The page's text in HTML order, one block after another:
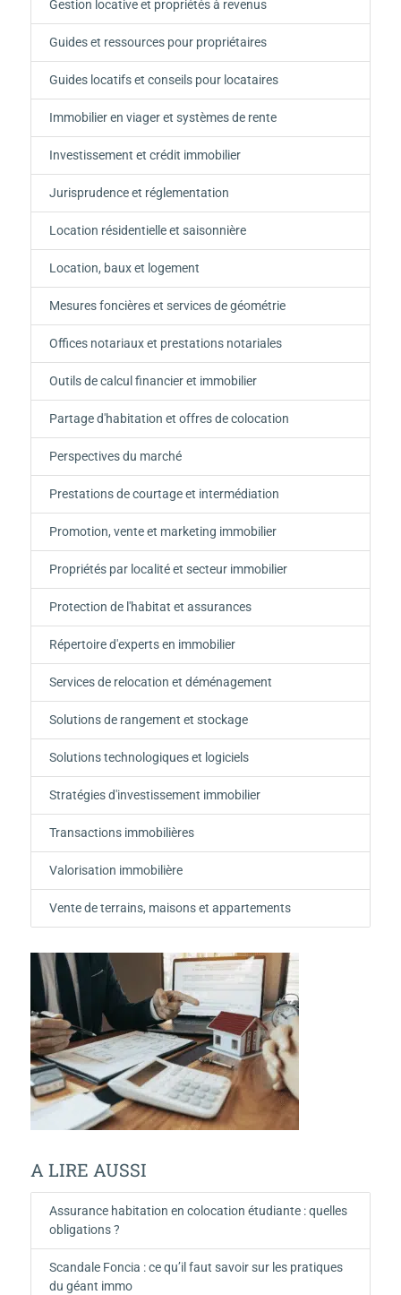
Gestion locative et propriétés à revenus
Guides et ressources pour propriétaires
Guides locatifs et conseils pour locataires
Immobilier en viager et systèmes de rente
Investissement et crédit immobilier
Jurisprudence et réglementation
Location résidentielle et saisonnière
Location, baux et logement
Mesures foncières et services de géométrie
Offices notariaux et prestations notariales
Outils de calcul financier et immobilier
Partage d'habitation et offres de colocation
Perspectives du marché
Prestations de courtage et intermédiation
Promotion, vente et marketing immobilier
Propriétés par localité et secteur immobilier
Protection de l'habitat et assurances
Répertoire d'experts en immobilier
Services de relocation et déménagement
Solutions de rangement et stockage
Solutions technologiques et logiciels
Stratégies d'investissement immobilier
Transactions immobilières
Valorisation immobilière
Vente de terrains, maisons et appartements
A LIRE AUSSI
Assurance habitation en colocation étudiante : quelles
obligations ?
Scandale Foncia : ce qu’il faut savoir sur les pratiques
du géant immo